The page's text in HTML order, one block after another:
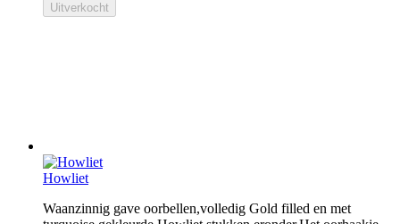
Uitverkocht
Howliet
Waanzinnig gave oorbellen,volledig Gold filled en met